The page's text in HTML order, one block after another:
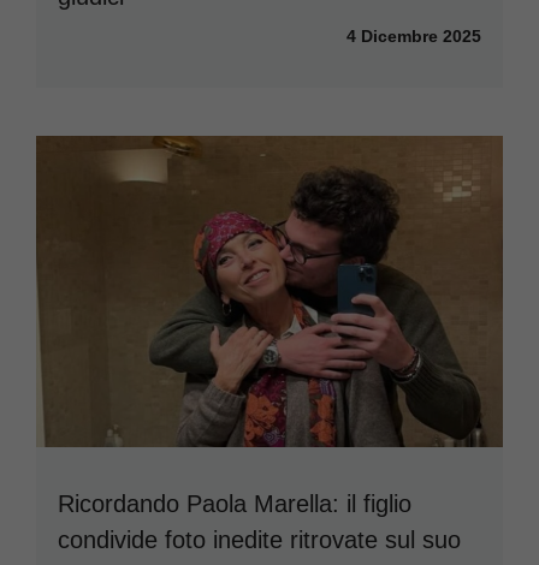
4 Dicembre 2025
Ricordando Paola Marella: il figlio
condivide foto inedite ritrovate sul suo